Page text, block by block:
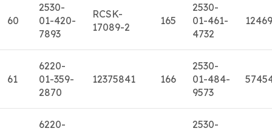
60
2530-
01-420-
7893
RCSK-
17089-2
165
2530-
01-461-
4732
61
6220-
01-359-
2870
12375841 166
2530-
01-484-
9573
6220-
2530-